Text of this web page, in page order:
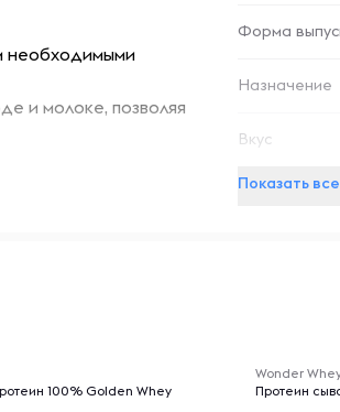
необходимыми
и молоке, позволяя
Продукт не содержит
Форма
Назначение
Вкус
Показать все
100% Golden Whey
Wonder
Протеин